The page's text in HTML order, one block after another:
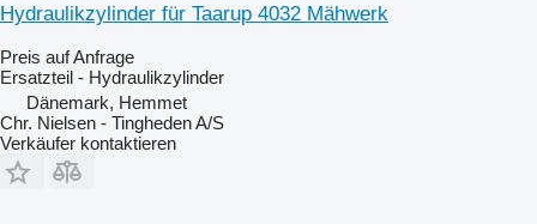
Hydraulikzylinder für Taarup 4032 Mähwerk
Preis auf Anfrage
Ersatzteil - Hydraulikzylinder
Dänemark, Hemmet
Chr. Nielsen - Tingheden A/S
Verkäufer kontaktieren